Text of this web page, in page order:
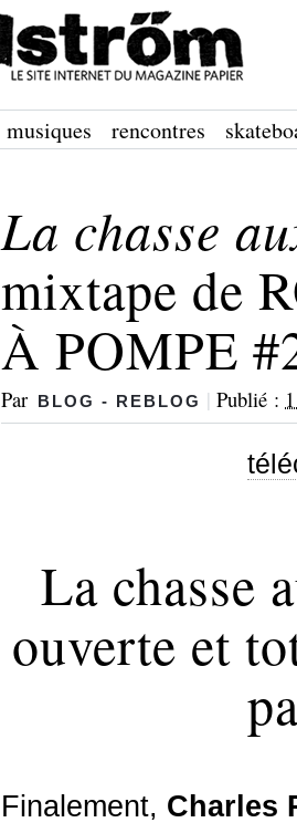
musiques rencontres
La chasse
mixtape de
À POMPE
Par BLOG - REBLOG | Publié :
La chasse
ouverte et
Finalement, Charles